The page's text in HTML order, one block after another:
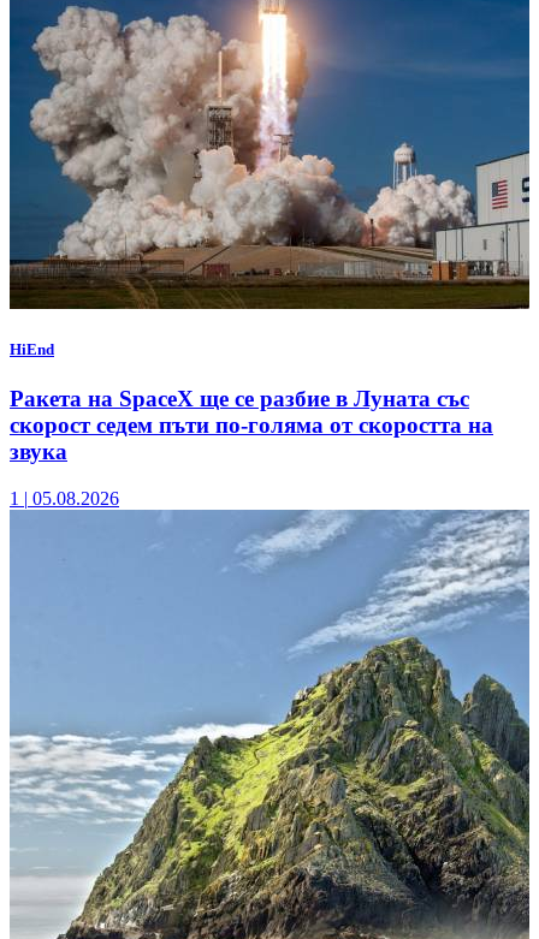
HiEnd
Ракета на SpaceX ще се разбие в Луната със
скорост седем пъти по-голяма от скоростта на
звука
1 | 05.08.2026